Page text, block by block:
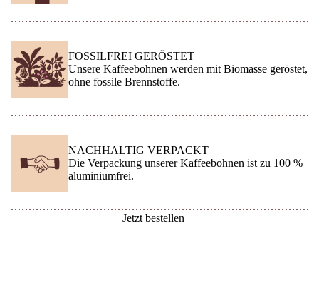
FOSSILFREI GERÖSTET
Unsere Kaffeebohnen werden mit Biomasse geröstet,
ohne fossile Brennstoffe.
NACHHALTIG VERPACKT
Die Verpackung unserer Kaffeebohnen ist zu 100 %
aluminiumfrei.
Jetzt bestellen